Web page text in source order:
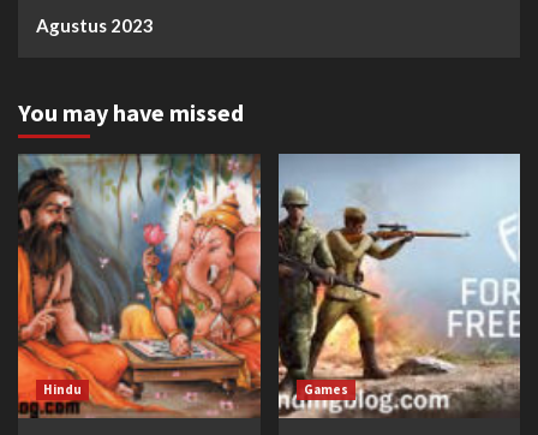
Agustus 2023
You may have missed
Hindu Games